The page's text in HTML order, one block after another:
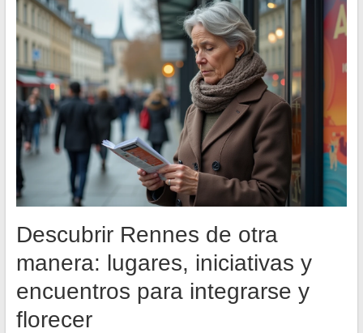
Descubrir Rennes de otra
manera: lugares, iniciativas y
encuentros para integrarse y
florecer